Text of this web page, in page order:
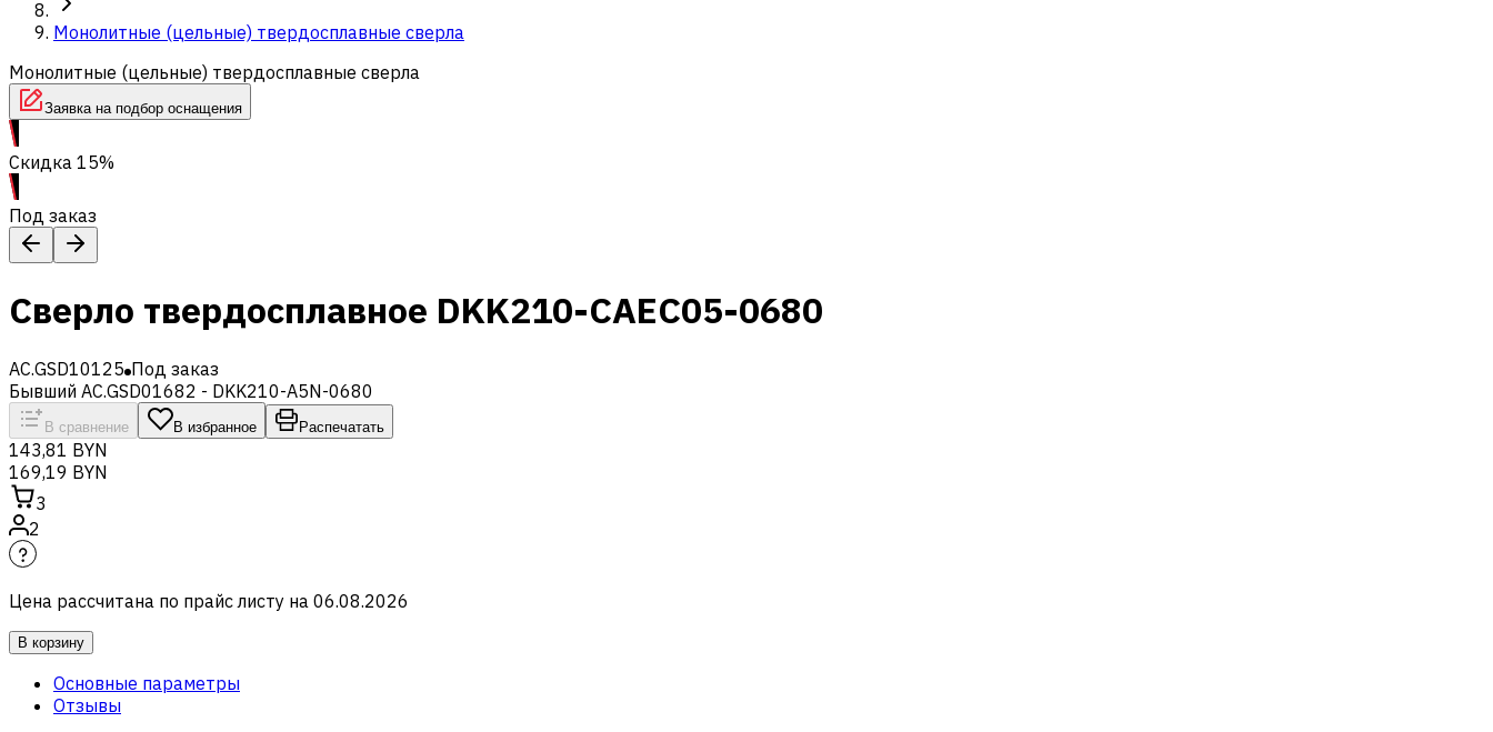
Монолитные (цельные) твердосплавные сверла
Монолитные (цельные) твердосплавные сверла
Заявка на подбор оснащения
Скидка 15%
Под заказ
Сверло твердосплавное DKK210-CAEC05-0680
AC.GSD10125 Под заказ
Бывший AC.GSD01682 - DKK210-A5N-0680
В сравнение В избранное Распечатать
143,81 BYN
169,19 BYN
3
2
Цена рассчитана по прайс листу на 06.08.2026
В корзину
Основные параметры
Отзывы